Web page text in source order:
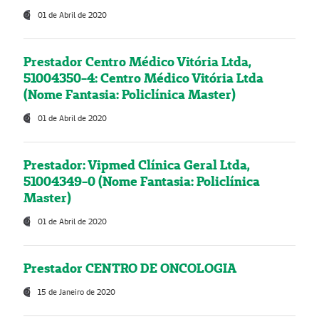
01 de Abril de 2020
Prestador Centro Médico Vitória Ltda,
51004350-4: Centro Médico Vitória Ltda
(Nome Fantasia: Policlínica Master)
01 de Abril de 2020
Prestador: Vipmed Clínica Geral Ltda,
51004349-0 (Nome Fantasia: Policlínica
Master)
01 de Abril de 2020
Prestador CENTRO DE ONCOLOGIA
15 de Janeiro de 2020